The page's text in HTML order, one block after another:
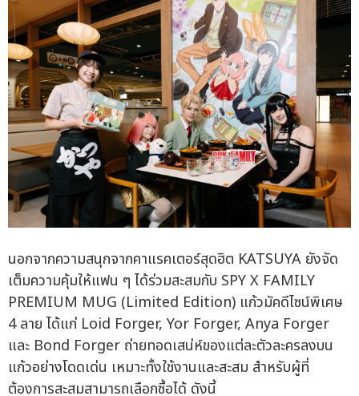
นอกจากความสนุกจากคาแรคเตอร์สุดฮิต KATSUYA ยังจัด
เต็มความคุ้มให้แฟน ๆ ได้ร่วมสะสมกับ SPY X FAMILY
PREMIUM MUG (Limited Edition) แก้วมัคดีไซน์พิเศษ
4 ลาย ได้แก่ Loid Forger, Yor Forger, Anya Forger
และ Bond Forger ถ่ายทอดเสน่ห์ของแต่ละตัวละครลงบน
แก้วอย่างโดดเด่น เหมาะทั้งใช้งานและสะสม สำหรับผู้ที่
ต้องการสะสมสามารถเลือกซื้อได้ ดังนี้